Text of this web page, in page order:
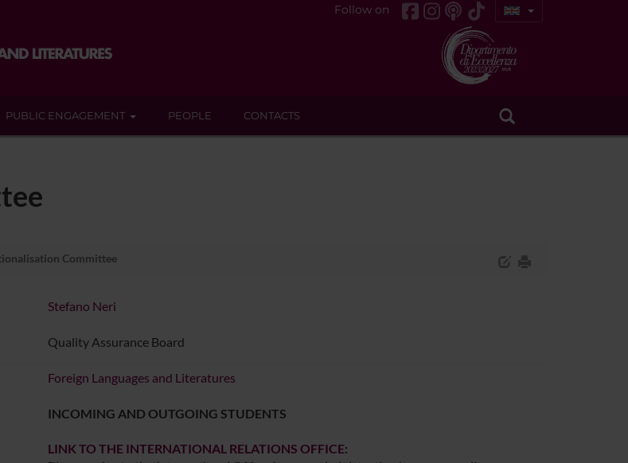
Follow on
PUBLIC ENGAGEMENT PEOPLE CONTACTS
Committee
Stefano Neri
Quality Assurance Board
Foreign Languages and Literatures
INCOMING AND OUTGOING STUDENTS
LINK TO THE INTERNATIONAL RELATIONS OFFICE: